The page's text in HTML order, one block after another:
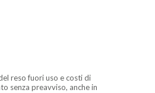
reso fuori uso e costi di
senza preavviso, anche in